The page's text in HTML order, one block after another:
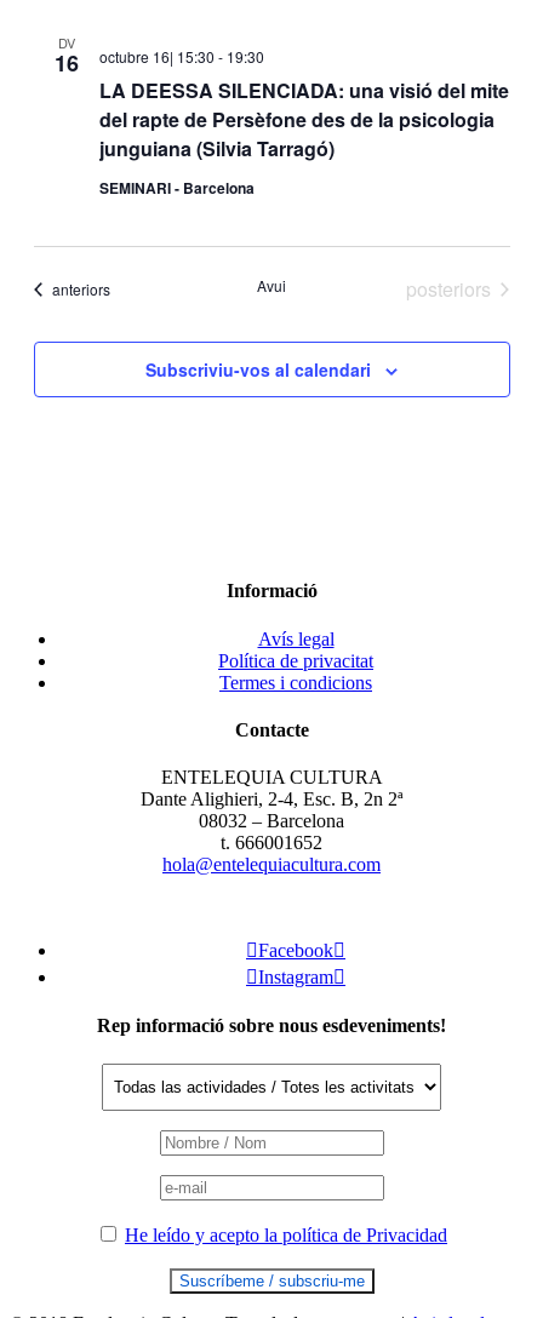
DV
16
LA DEESSA SILENCIADA: una visió del mite
del rapte de Persèfone des de la psicologia
junguiana (Silvia Tarragó)
octubre 16| 15:30 - 19:30
SEMINARI - Barcelona
Esdeveniments
anteriors Avui Esdeveniments
posteriors
Subscriviu-vos al calendari
Informació
Avís legal
Política de privacitat
Termes i condicions
Contacte
ENTELEQUIA CULTURA
Dante Alighieri, 2-4, Esc. B, 2n 2ª
08032 – Barcelona
t. 666001652
hola@entelequiacultura.com
Facebook
Instagram
Rep informació sobre nous esdeveniments!
He leído y acepto la política de Privacidad